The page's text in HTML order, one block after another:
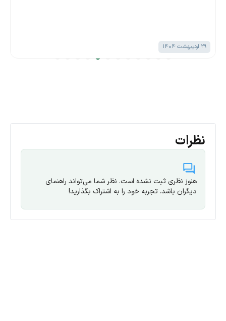
29 اردیبهشت 1404
نظرات
هنوز نظری ثبت نشده است. نظر شما می‌تواند راهنمای
دیگران باشد. تجربه خود را به اشتراک بگذارید!